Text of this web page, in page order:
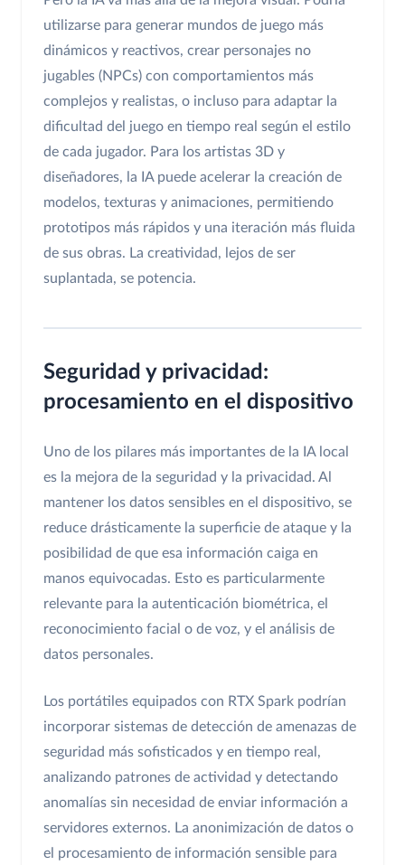
utilizarse para generar mundos de juego más
dinámicos y reactivos, crear personajes no
jugables (NPCs) con comportamientos más
complejos y realistas, o incluso para adaptar la
dificultad del juego en tiempo real según el estilo
de cada jugador. Para los artistas 3D y
diseñadores, la IA puede acelerar la creación de
modelos, texturas y animaciones, permitiendo
prototipos más rápidos y una iteración más fluida
de sus obras. La creatividad, lejos de ser
suplantada, se potencia.
Seguridad y privacidad:
procesamiento en el dispositivo
Uno de los pilares más importantes de la IA local
es la mejora de la seguridad y la privacidad. Al
mantener los datos sensibles en el dispositivo, se
reduce drásticamente la superficie de ataque y la
posibilidad de que esa información caiga en
manos equivocadas. Esto es particularmente
relevante para la autenticación biométrica, el
reconocimiento facial o de voz, y el análisis de
datos personales.
Los portátiles equipados con RTX Spark podrían
incorporar sistemas de detección de amenazas de
seguridad más sofisticados y en tiempo real,
analizando patrones de actividad y detectando
anomalías sin necesidad de enviar información a
servidores externos. La anonimización de datos o
el procesamiento de información sensible para